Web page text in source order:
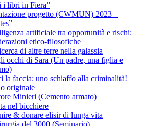
i libri in Fiera”
progetto (CWMUN) 2023 –
artificiale tra opportunità e rischi:
etico-filosofiche
di altre terre nella galassia
occhi di Sara (Un padre, una figlia e
la faccia: uno schiaffo alla criminalità!
originale
Minieri (Cemento armato)
nel bicchiere
& donare elisir di lunga vita